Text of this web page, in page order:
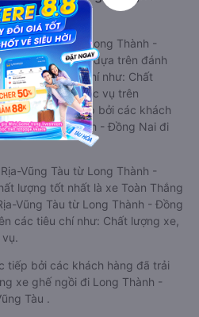
Vũng Tàu từ Long Thành -
loại chất lượng dựa trên đánh
với các tiêu chí như: Chất
Chất lượng phục vụ trên
viết trực tiếp bởi các khách
Xe Long Thành - Đồng Nai đi
Vũng Tàu từ Long Thành -
lượng tốt nhất là xe Toàn Thắng
Vũng Tàu từ Long Thành - Đồng
các tiêu chí như: Chất lượng xe,
tiếp bởi các khách hàng đã trải
xe ghế ngồi đi Long Thành -
Tàu .